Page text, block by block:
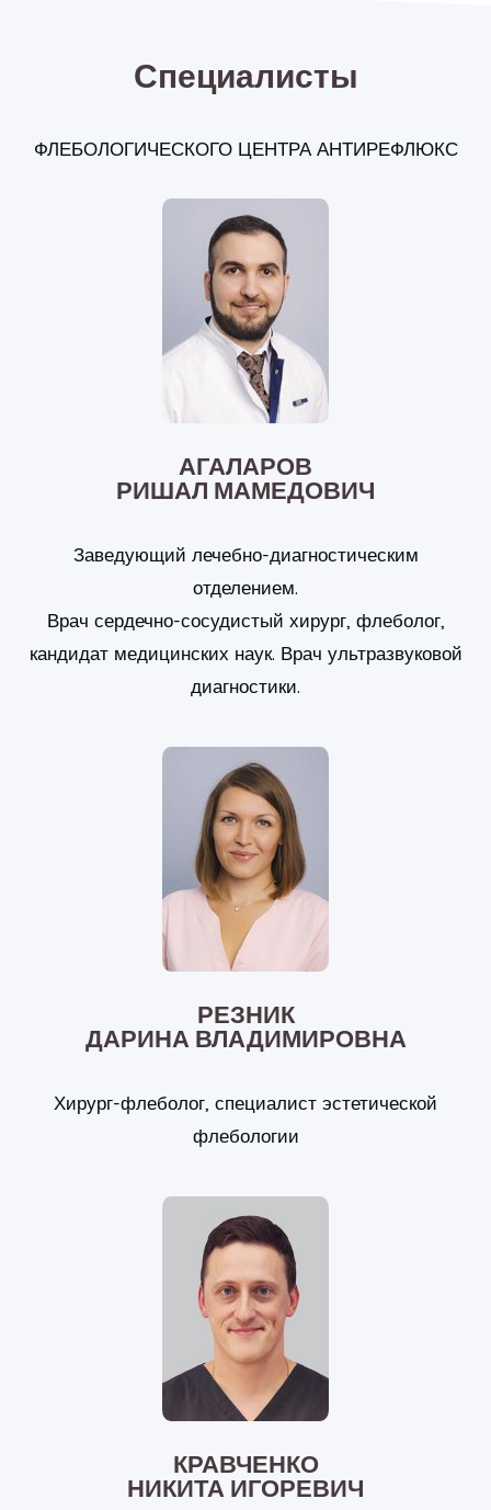
Специалисты
ФЛЕБОЛОГИЧЕСКОГО ЦЕНТРА АНТИРЕФЛЮКС
АГАЛАРОВ
РИШАЛ МАМЕДОВИЧ
Заведующий лечебно-диагностическим
отделением.
Врач сердечно-сосудистый хирург, флеболог,
кандидат медицинских наук. Врач ультразвуковой
диагностики.
РЕЗНИК
ДАРИНА ВЛАДИМИРОВНА
Хирург-флеболог, специалист эстетической
флебологии
КРАВЧЕНКО
НИКИТА ИГОРЕВИЧ